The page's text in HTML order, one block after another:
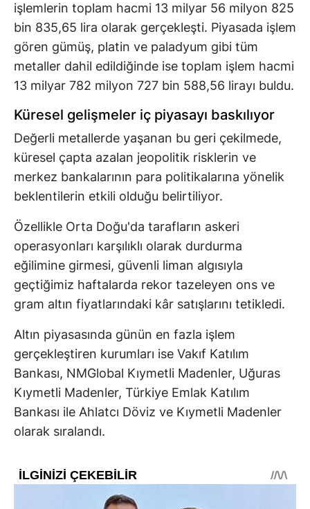
işlemlerin toplam hacmi 13 milyar 56 milyon 825
bin 835,65 lira olarak gerçekleşti. Piyasada işlem
gören gümüş, platin ve paladyum gibi tüm
metaller dahil edildiğinde ise toplam işlem hacmi
13 milyar 782 milyon 727 bin 588,56 lirayı buldu.
Küresel gelişmeler iç piyasayı baskılıyor
Değerli metallerde yaşanan bu geri çekilmede,
küresel çapta azalan jeopolitik risklerin ve
merkez bankalarının para politikalarına yönelik
beklentilerin etkili olduğu belirtiliyor.
Özellikle Orta Doğu'da tarafların askeri
operasyonları karşılıklı olarak durdurma
eğilimine girmesi, güvenli liman algısıyla
geçtiğimiz haftalarda rekor tazeleyen ons ve
gram altın fiyatlarındaki kâr satışlarını tetikledi.
Altın piyasasında günün en fazla işlem
gerçekleştiren kurumları ise Vakıf Katılım
Bankası, NMGlobal Kıymetli Madenler, Uğuras
Kıymetli Madenler, Türkiye Emlak Katılım
Bankası ile Ahlatcı Döviz ve Kıymetli Madenler
olarak sıralandı.